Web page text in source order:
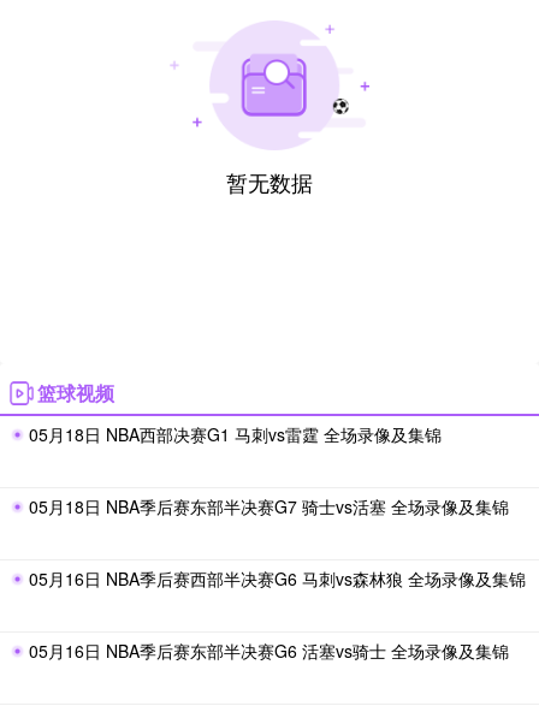
暂无数据
篮球视频
05月18日 NBA西部决赛G1 马刺vs雷霆 全场录像及集锦
05月18日 NBA季后赛东部半决赛G7 骑士vs活塞 全场录像及集锦
05月16日 NBA季后赛西部半决赛G6 马刺vs森林狼 全场录像及集锦
05月16日 NBA季后赛东部半决赛G6 活塞vs骑士 全场录像及集锦